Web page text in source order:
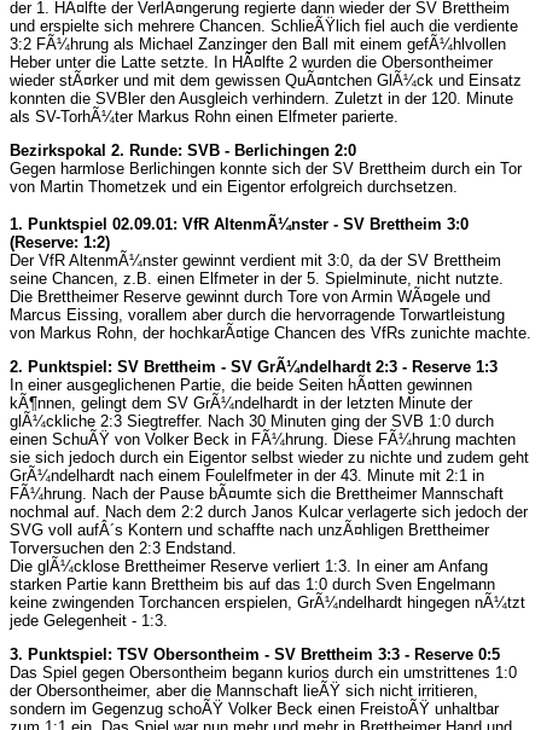
der 1. HÃ¤lfte der VerlÃ¤ngerung regierte dann wieder der SV Brettheim
und erspielte sich mehrere Chancen. SchlieÃŸlich fiel auch die verdiente
3:2 FÃ¼hrung als Michael Zanzinger den Ball mit einem gefÃ¼hlvollen
Heber unter die Latte setzte. In HÃ¤lfte 2 wurden die Obersontheimer
wieder stÃ¤rker und mit dem gewissen QuÃ¤ntchen GlÃ¼ck und Einsatz
konnten die SVBler den Ausgleich verhindern. Zuletzt in der 120. Minute
als SV-TorhÃ¼ter Markus Rohn einen Elfmeter parierte.
Bezirkspokal 2. Runde: SVB - Berlichingen 2:0
Gegen harmlose Berlichingen konnte sich der SV Brettheim durch ein Tor
von Martin Thometzek und ein Eigentor erfolgreich durchsetzen.
1. Punktspiel 02.09.01: VfR AltenmÃ¼nster - SV Brettheim 3:0
(Reserve: 1:2)
Der VfR AltenmÃ¼nster gewinnt verdient mit 3:0, da der SV Brettheim
seine Chancen, z.B. einen Elfmeter in der 5. Spielminute, nicht nutzte.
Die Brettheimer Reserve gewinnt durch Tore von Armin WÃ¤gele und
Marcus Eissing, vorallem aber durch die hervorragende Torwartleistung
von Markus Rohn, der hochkarÃ¤tige Chancen des VfRs zunichte machte.
2. Punktspiel: SV Brettheim - SV GrÃ¼ndelhardt 2:3 - Reserve 1:3
In einer ausgeglichenen Partie, die beide Seiten hÃ¤tten gewinnen
kÃ¶nnen, gelingt dem SV GrÃ¼ndelhardt in der letzten Minute der
glÃ¼ckliche 2:3 Siegtreffer. Nach 30 Minuten ging der SVB 1:0 durch
einen SchuÃŸ von Volker Beck in FÃ¼hrung. Diese FÃ¼hrung machten
sie sich jedoch durch ein Eigentor selbst wieder zu nichte und zudem geht
GrÃ¼ndelhardt nach einem Foulelfmeter in der 43. Minute mit 2:1 in
FÃ¼hrung. Nach der Pause bÃ¤umte sich die Brettheimer Mannschaft
nochmal auf. Nach dem 2:2 durch Janos Kulcar verlagerte sich jedoch der
SVG voll aufÂ´s Kontern und schaffte nach unzÃ¤hligen Brettheimer
Torversuchen den 2:3 Endstand.
Die glÃ¼cklose Brettheimer Reserve verliert 1:3. In einer am Anfang
starken Partie kann Brettheim bis auf das 1:0 durch Sven Engelmann
keine zwingenden Torchancen erspielen, GrÃ¼ndelhardt hingegen nÃ¼tzt
jede Gelegenheit - 1:3.
3. Punktspiel: TSV Obersontheim - SV Brettheim 3:3 - Reserve 0:5
Das Spiel gegen Obersontheim begann kurios durch ein umstrittenes 1:0
der Obersontheimer, aber die Mannschaft lieÃŸ sich nicht irritieren,
sondern im Gegenzug schoÃŸ Volker Beck einen FreistoÃŸ unhaltbar